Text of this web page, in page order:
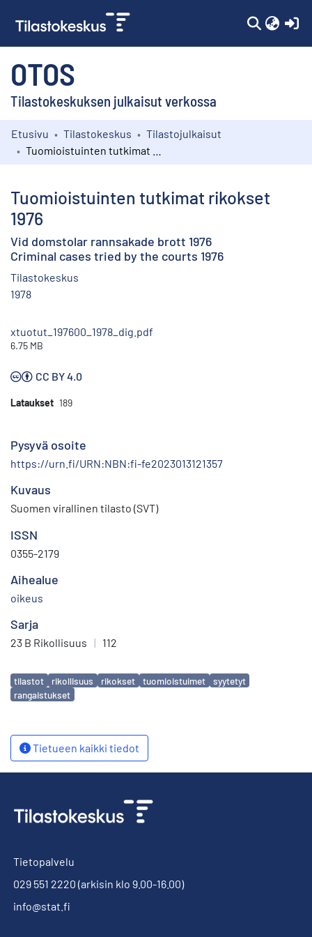
OTOS
Tilastokeskuksen julkaisut verkossa
Kokoelmat
Etusivu Tilastokeskus
Tilastojulkaisut
Tuomioistuinten tutkimat rikokset
1976
Vid domstolar rannsakade brott 1976
Criminal cases tried by the courts 1976
Tilastokeskus
1978
xtuotut_197600_1978_dig.pdf
6.75 MB
CC BY 4.0
Lataukset 189
Pysyvä osoite
https://urn.fi/URN:NBN:fi-fe2023013121357
Kuvaus
Suomen virallinen tilasto (SVT)
ISSN
0355-2179
Aihealue
oikeus
Sarja
23 B Rikollisuus | 112
Avainsanat
tilastot rikollisuus rikokset tuomioistuimet
syytetyt
rangaistukset
Tietueen kaikki tiedot
Tietopalvelu
029 551 2220 (arkisin klo 9.00-16.00)
info@stat.fi